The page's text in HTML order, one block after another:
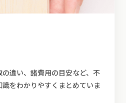
違い、諸費用の目安など、不
をわかりやすくまとめていま